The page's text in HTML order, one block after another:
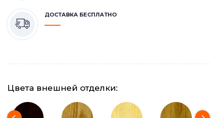
ДОСТАВКА БЕСПЛАТНО
Цвета внешней отделки: